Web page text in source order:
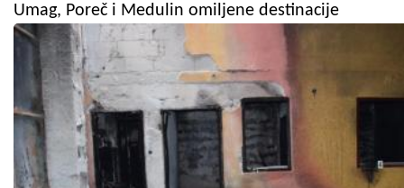
Umag, Poreč i Medulin omiljene destinacije